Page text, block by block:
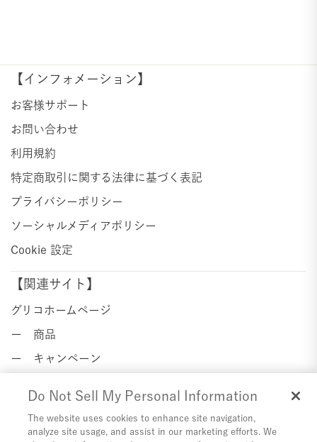
【インフォメーション】
お客様サポート
お問い合わせ
利用規約
特定商取引に関する法律に基づく表記
プライバシーポリシー
ソーシャルメディアポリシー
Cookie 設定
【関連サイト】
グリコホームページ
ー 商品
ー キャンペーン
with Glico
Do Not Sell My Personal Information
The website uses cookies to enhance site navigation,
analyze site usage, and assist in our marketing efforts. We